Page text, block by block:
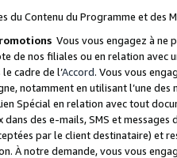
Contenu du Programme et des
Vous vous engagez à ne
de nos filiales ou en relation avec
cadre de l’Accord. Vous vous
notamment en utilisant l’une
Spécial en relation avec tout
dans des e-mails, SMS et
par le client destinataire) et
À notre demande, vous vous